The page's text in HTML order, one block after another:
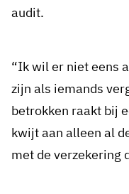
audit.
“Ik wil er niet eens
zijn als iemands
betrokken raakt bij
kwijt aan alleen al
met de verzekering